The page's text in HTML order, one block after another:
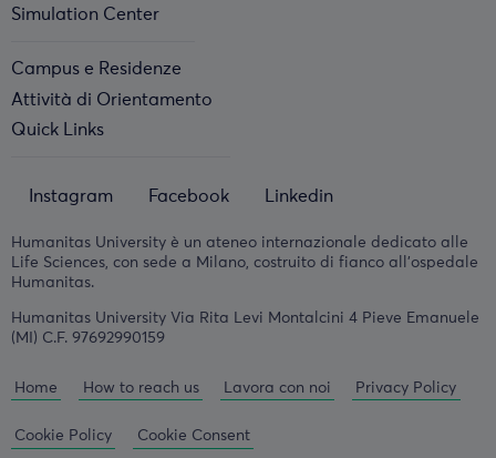
Humanitas University è un ateneo internazionale dedicato alle
Life Sciences, con sede a Milano, costruito di fianco all'ospedale
Humanitas.
Humanitas University Via Rita Levi Montalcini 4 Pieve Emanuele
(MI) C.F. 97692990159
Home How to reach us Lavora con noi Privacy Policy
Cookie Policy Cookie Consent
Simulation Center
Campus e Residenze
Attività di Orientamento
Quick Links
Instagram Facebook Linkedin